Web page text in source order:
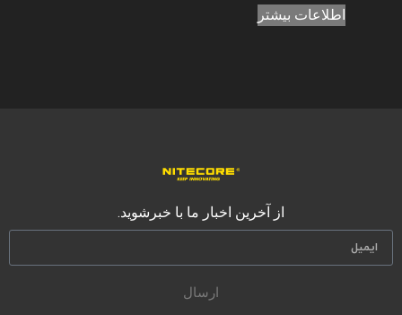
اطلاعات بیشتر
از آخرین اخبار ما با خبرشوید.
ارسال